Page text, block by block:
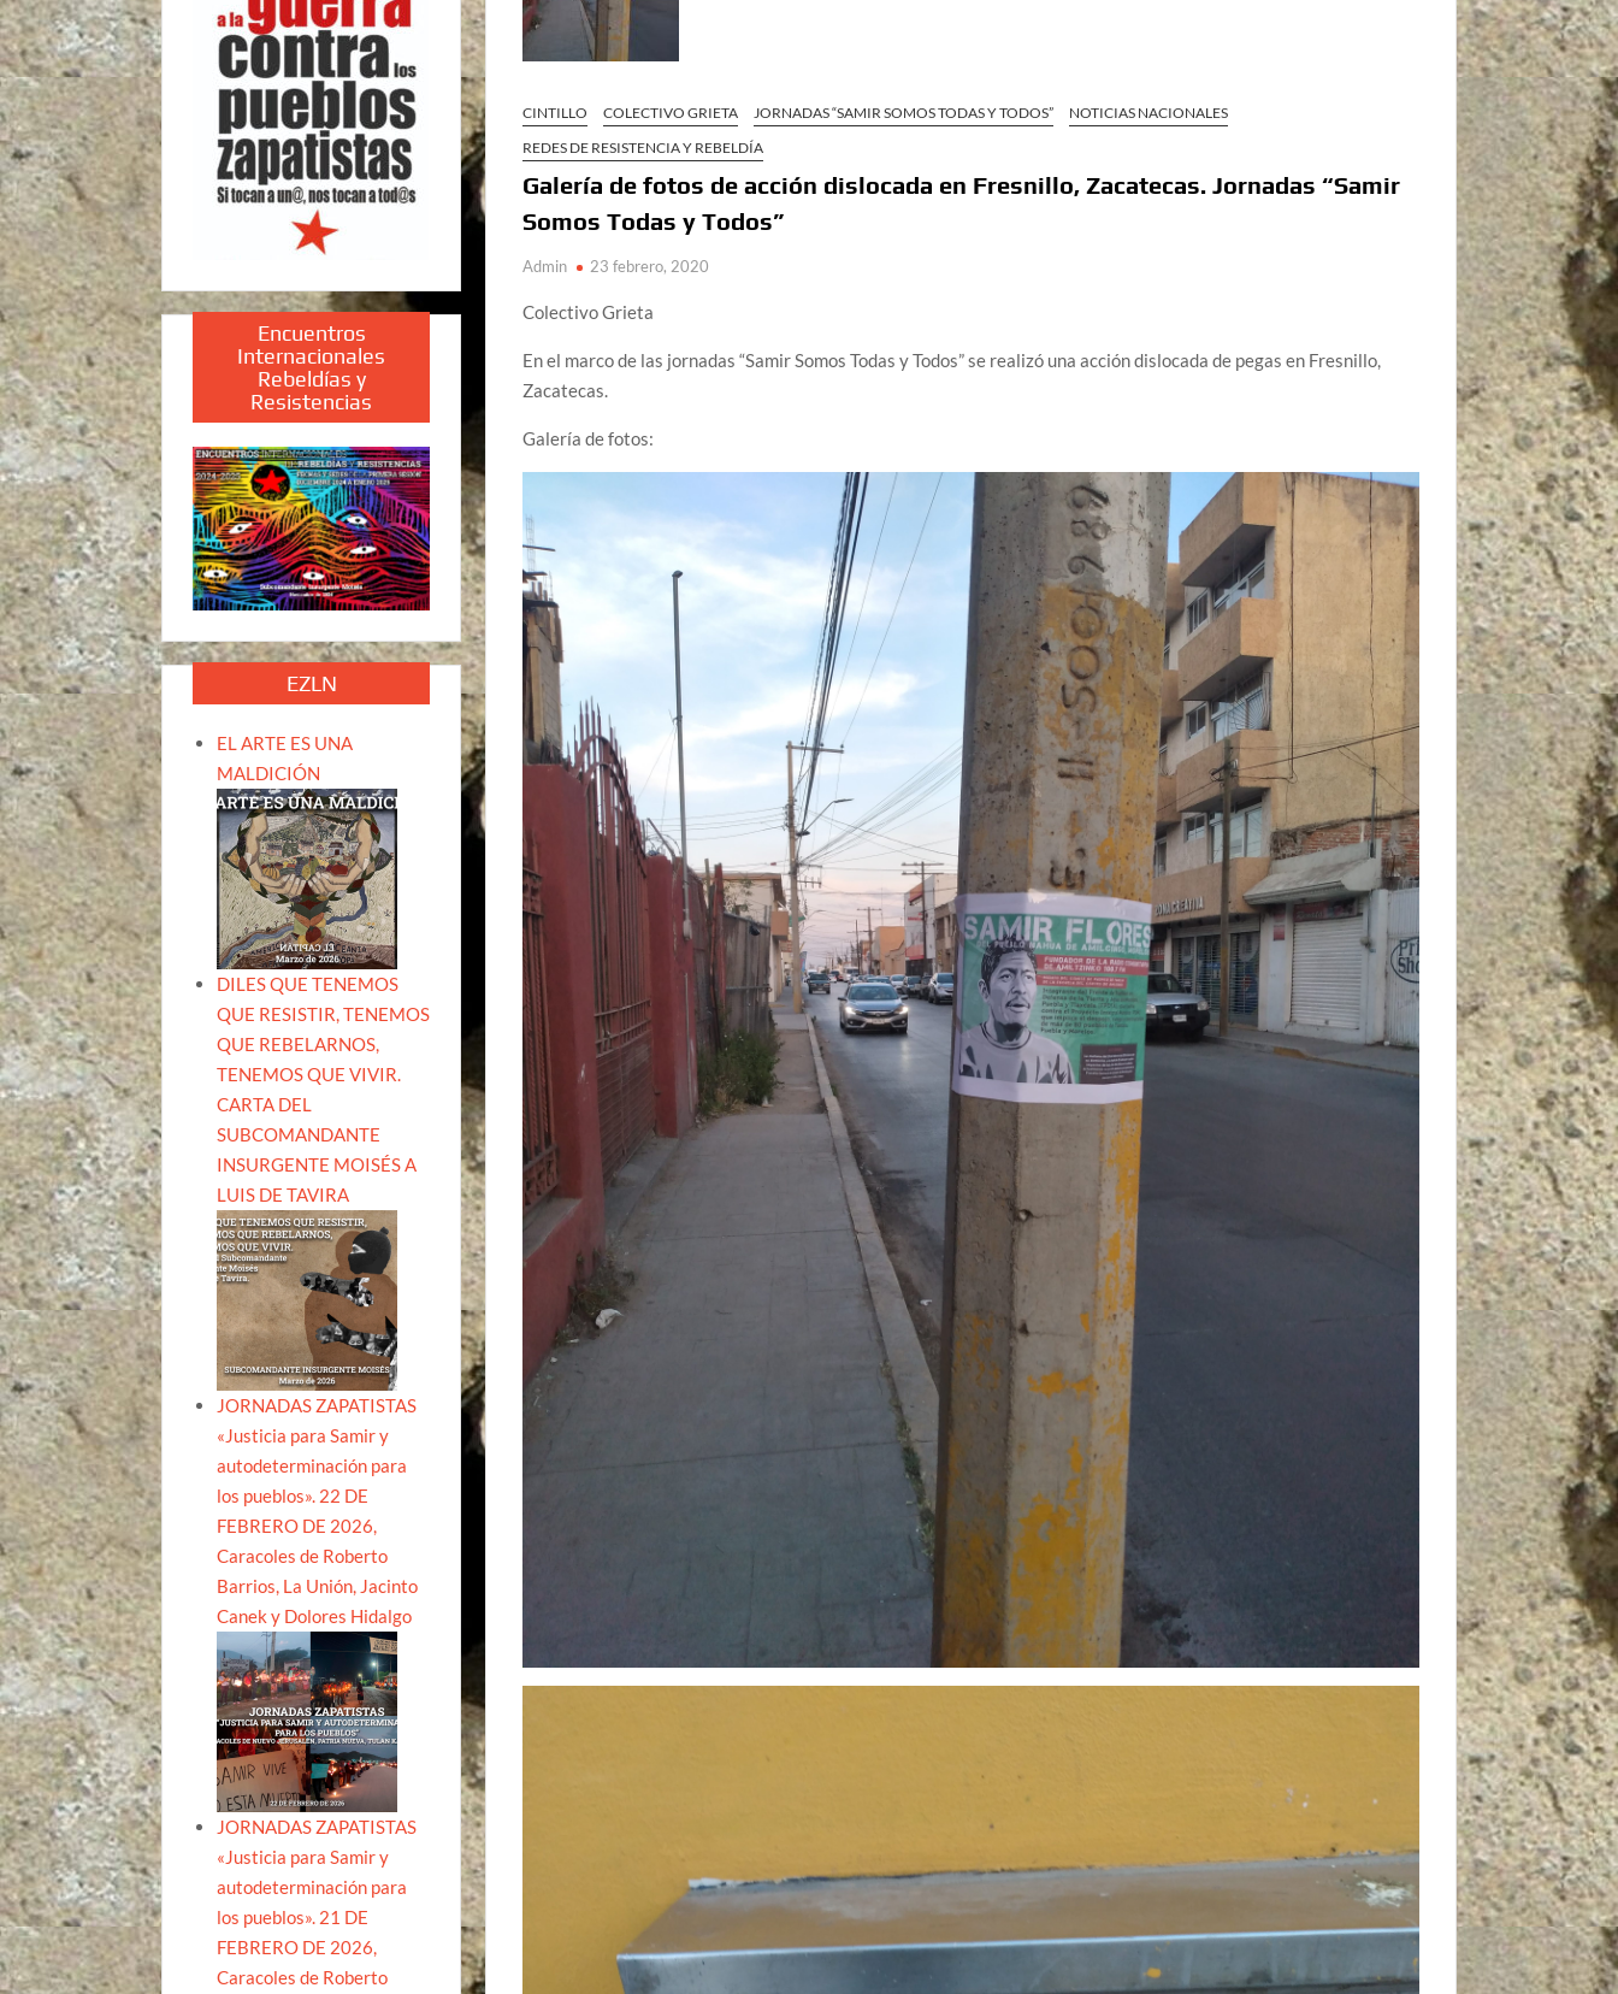
CINTILLO COLECTIVO GRIETA JORNADAS “SAMIR SOMOS TODAS Y TODOS”
NOTICIAS NACIONALES
REDES DE RESISTENCIA Y REBELDÍA
Galería de fotos de acción dislocada en Fresnillo, Zacatecas. Jornadas “Samir
Somos Todas y Todos”
Admin 23 febrero, 2020
Colectivo Grieta
En el marco de las jornadas “Samir Somos Todas y Todos” se realizó una acción dislocada de pegas en Fresnillo,
Zacatecas.
Galería de fotos:
Encuentros
Internacionales
Rebeldías y
Resistencias
EZLN
EL ARTE ES UNA
MALDICIÓN
DILES QUE TENEMOS
QUE RESISTIR, TENEMOS
QUE REBELARNOS,
TENEMOS QUE VIVIR.
CARTA DEL
SUBCOMANDANTE
INSURGENTE MOISÉS A
LUIS DE TAVIRA
JORNADAS ZAPATISTAS
«Justicia para Samir y
autodeterminación para
los pueblos». 22 DE
FEBRERO DE 2026,
Caracoles de Roberto
Barrios, La Unión, Jacinto
Canek y Dolores Hidalgo
JORNADAS ZAPATISTAS
«Justicia para Samir y
autodeterminación para
los pueblos». 21 DE
FEBRERO DE 2026,
Caracoles de Roberto